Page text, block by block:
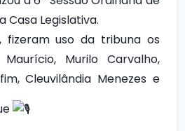
Casa Legislativa.
fizeram uso da tribuna os
Murilo Carvalho,
Cleuvilândia Menezes e